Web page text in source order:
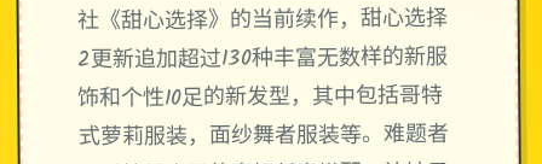
社《甜心选择》的当前续作，甜心选择
2更新追加超过130种丰富无数样的新服
饰和个性10足的新发型，其中包括哥特
式萝莉服装，面纱舞者服装等。难题者